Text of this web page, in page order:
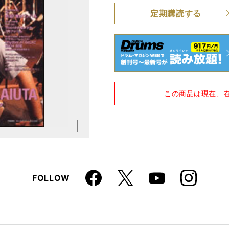
拡大す
雑誌
仕様 A4変形判 / 184ページ /
定期購読する
この商品は現在、
FOLLOWFaceboo
k
X Youtube Instagra
m